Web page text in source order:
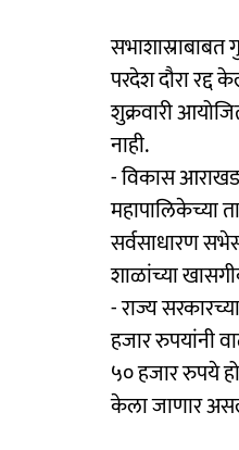
सभाशास्राबाबत
परदेश दौरा रद्द
शुक्रवारी
नाही.
- विकास
महापालिकेच्या
सर्वसाधारण
शाळांच्या
- राज्य
हजार रुपयांनी
५० हजार रुपये
केला जाणार